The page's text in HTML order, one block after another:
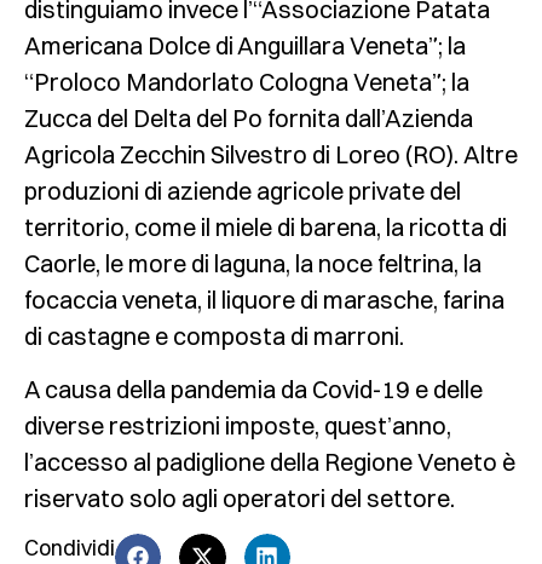
distinguiamo invece l’“Associazione Patata
Americana Dolce di Anguillara Veneta”; la
“Proloco Mandorlato Cologna Veneta”; la
Zucca del Delta del Po fornita dall’Azienda
Agricola Zecchin Silvestro di Loreo (RO). Altre
produzioni di aziende agricole private del
territorio, come il miele di barena, la ricotta di
Caorle, le more di laguna, la noce feltrina, la
focaccia veneta, il liquore di marasche, farina
di castagne e composta di marroni.
A causa della pandemia da Covid-19 e delle
diverse restrizioni imposte, quest’anno,
l’accesso al padiglione della Regione Veneto è
riservato solo agli operatori del settore.
Condividi